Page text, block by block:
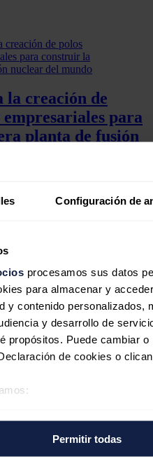
Configuración de
procesamos sus datos
para almacenar y
y contenido personalizados,
y desarrollo de
propósitos. Puede cambiar
de cookies o
analizándolo activamente
Permitir todas
la creación de
para
planta de fusión
será publicada. Todos los
y laPolítica de
de Google aplican.